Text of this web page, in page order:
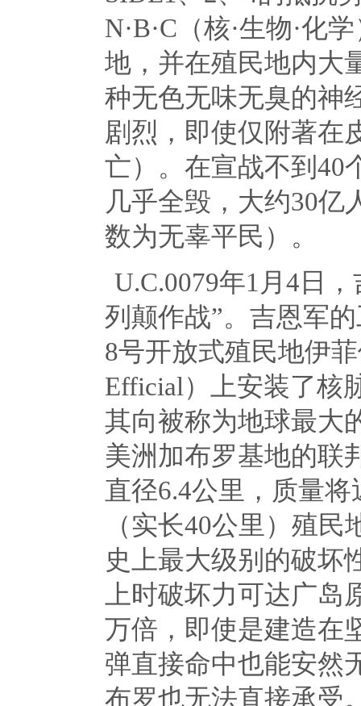
N·B·C （核·生物·化
地，并在殖民地内大
种无色无味无臭的神
剧烈，即使仅附著在
亡）。在宣战不到 40
几乎全毁，大约30亿
数为无辜平民）。
U.C.0079年1 月 4 日
列颠作战”。吉恩军
8号开放式殖民地伊
Efficial ）上安装了核
其向被称为地球最大
美洲加布罗基地的联
直径6.4公里，质量将
（实长40公里）殖民
史上最大级别的破坏
上时破坏力可达广岛
万倍，即使是建造在
弹直接命中也能安然
布罗也无法直接承受